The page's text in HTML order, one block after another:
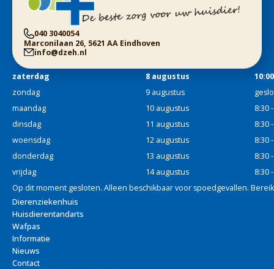
040 3040054
Marconilaan 26, 5621 AA Eindhoven
info@dzeh.nl
zaterdag 8 augustus
zondag
9 augustus
maandag
10 augustus
8:30
dinsdag
11 augustus
8:30
woensdag
12 augustus
8:30
donderdag
13 augustus
8:30
vrijdag
14 augustus
8:30
Op dit moment gesloten. Alleen beschikbaar voor spoedgevallen.
Dierenziekenhuis
Huisdierentandarts
Wafpas
Informatie
Nieuws
Contact